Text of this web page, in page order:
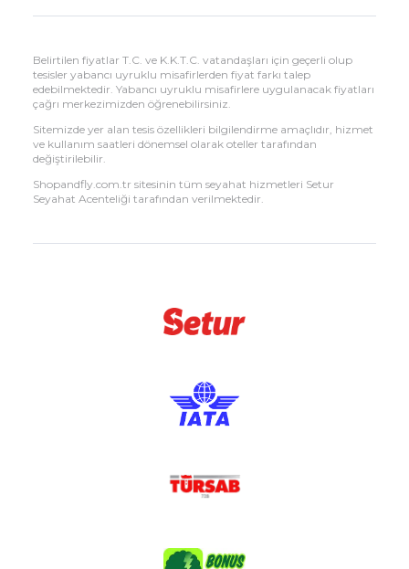
Belirtilen fiyatlar T.C. ve K.K.T.C. vatandaşları için geçerli olup
tesisler yabancı uyruklu misafirlerden fiyat farkı talep
edebilmektedir. Yabancı uyruklu misafirlere uygulanacak fiyatları
çağrı merkezimizden öğrenebilirsiniz.
Sitemizde yer alan tesis özellikleri bilgilendirme amaçlıdır, hizmet
ve kullanım saatleri dönemsel olarak oteller tarafından
değiştirilebilir.
Shopandfly.com.tr sitesinin tüm seyahat hizmetleri Setur
Seyahat Acenteliği tarafından verilmektedir.